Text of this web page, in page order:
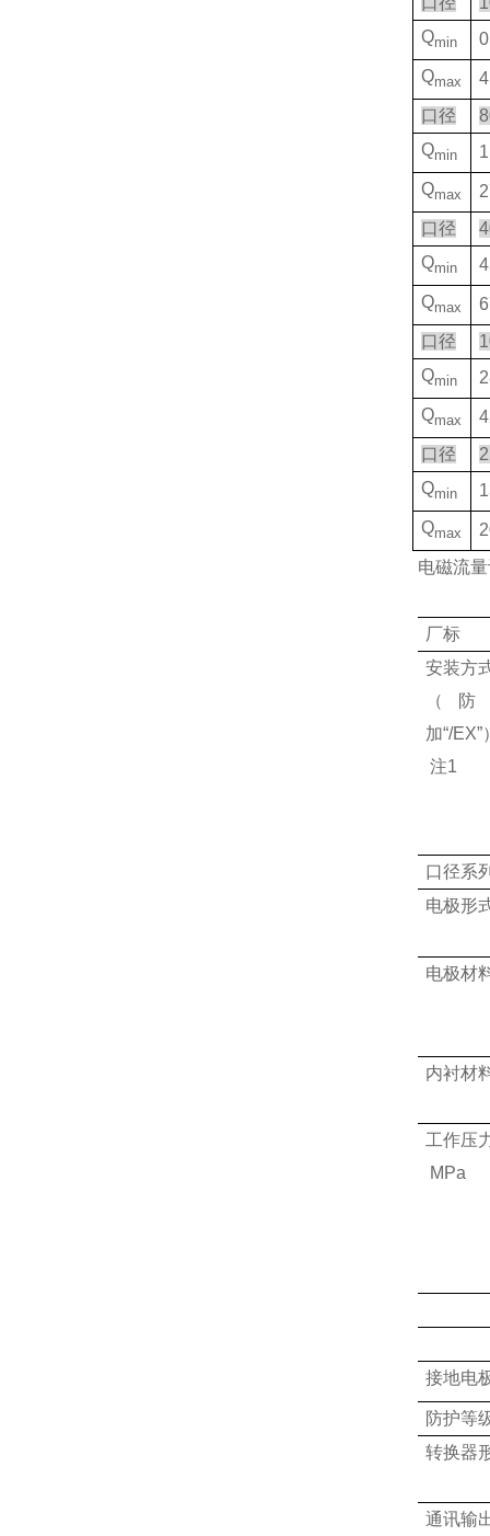
Qmin
Qmax
口径
Qmin
Qmax
口径
Qmin
Qmax
口径
Qmin
Qmax
口径
Qmin
Qmax
电磁流
厂标
安装方
（
加“/EX”
注1
口径系
电极形
电极材
内衬材
工作压
MPa
接地电
防护等
转换器
通讯输